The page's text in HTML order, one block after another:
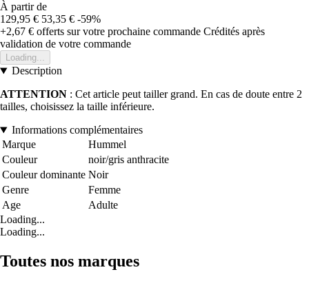
À partir de
129,95 € 53,35 € -59%
+2,67 € offerts sur votre prochaine commande Crédités après
validation de votre commande
Loading...
Description
ATTENTION : Cet article peut tailler grand. En cas de doute entre 2
tailles, choisissez la taille inférieure.
Informations complémentaires
Marque
Hummel
Couleur
noir/gris anthracite
Couleur dominante Noir
Genre
Femme
Age
Adulte
Loading...
Loading...
Toutes nos marques